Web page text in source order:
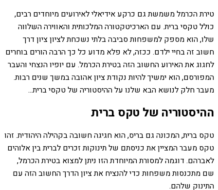
טירת הכרמל משמשת גם כרקע אידיאלי לאירועים מיוחדים רבים,
כולל טקסי ברית. עם הארכיטקטורה המלכותית והאווירה השלווה
שלו, הוא מספק למשפחות סביבה בלתי נשכחת לציון ציון דרך
חשוב זה בחיי ילדם. ככזה, לא פלא מדוע כל כך הרבה הורים בוחרים
לחגוג את האירוע החשוב הזה בטירת הכרמל. עם יופיו הנצחי והעבר
המפורסם, הוא ימשיך להיות נקודת ציון אהובה במשך שנים רבות.
מעבר חלק לנושא הבא שלנו על ההיסטוריה של טקסי ברית...
ההיסטוריה של טקס ברית
טקס ברית, המכונה גם בריס, הוא חגיגה חשובה בקהילה היהודית. זהו
טקס מעבר המציין את כניסתם של תינוקות זכרים לברית בין אלוהים
לאברהם. דוגמה למסורת המיוחדת הזו ניתן למצוא בטירת הכרמל,
שם מתכנסות משפחות כדי להנציח את ציון הדרך החשוב הזה עם
התינוק שלהם.